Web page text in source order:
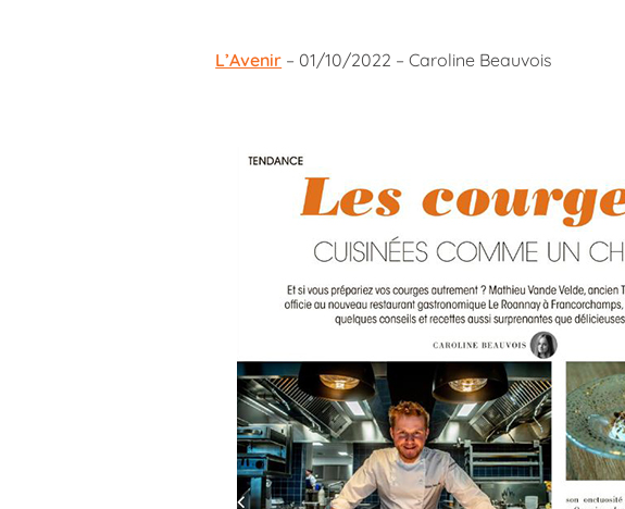
L’Avenir – 01/10/2022 – Caroline Beauvois